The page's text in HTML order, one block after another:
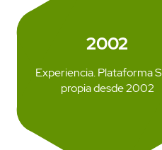
2002
Experiencia. Plataforma
propia desde 2002